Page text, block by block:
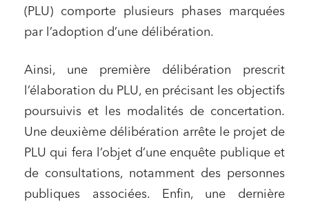
(PLU) comporte plusieurs phases marquées
par l’adoption d’une délibération.
Ainsi, une première délibération prescrit
l’élaboration du PLU, en précisant les objectifs
poursuivis et les modalités de concertation.
Une deuxième délibération arrête le projet de
PLU qui fera l’objet d’une enquête publique et
de consultations, notamment des personnes
publiques associées. Enfin, une dernière